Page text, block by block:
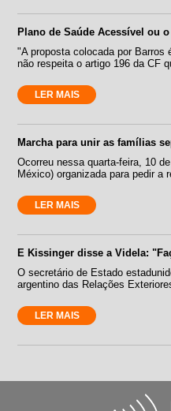
Plano de Saúde Acessível ou
"A proposta colocada por
não respeita o artigo 196 da CF
LER MAIS
Marcha para unir as famílias
Ocorreu nessa quarta-feira, 10
México) organizada para pedir
LER MAIS
E Kissinger disse a Videla:
O secretário de Estado
argentino das Relações
LER MAIS